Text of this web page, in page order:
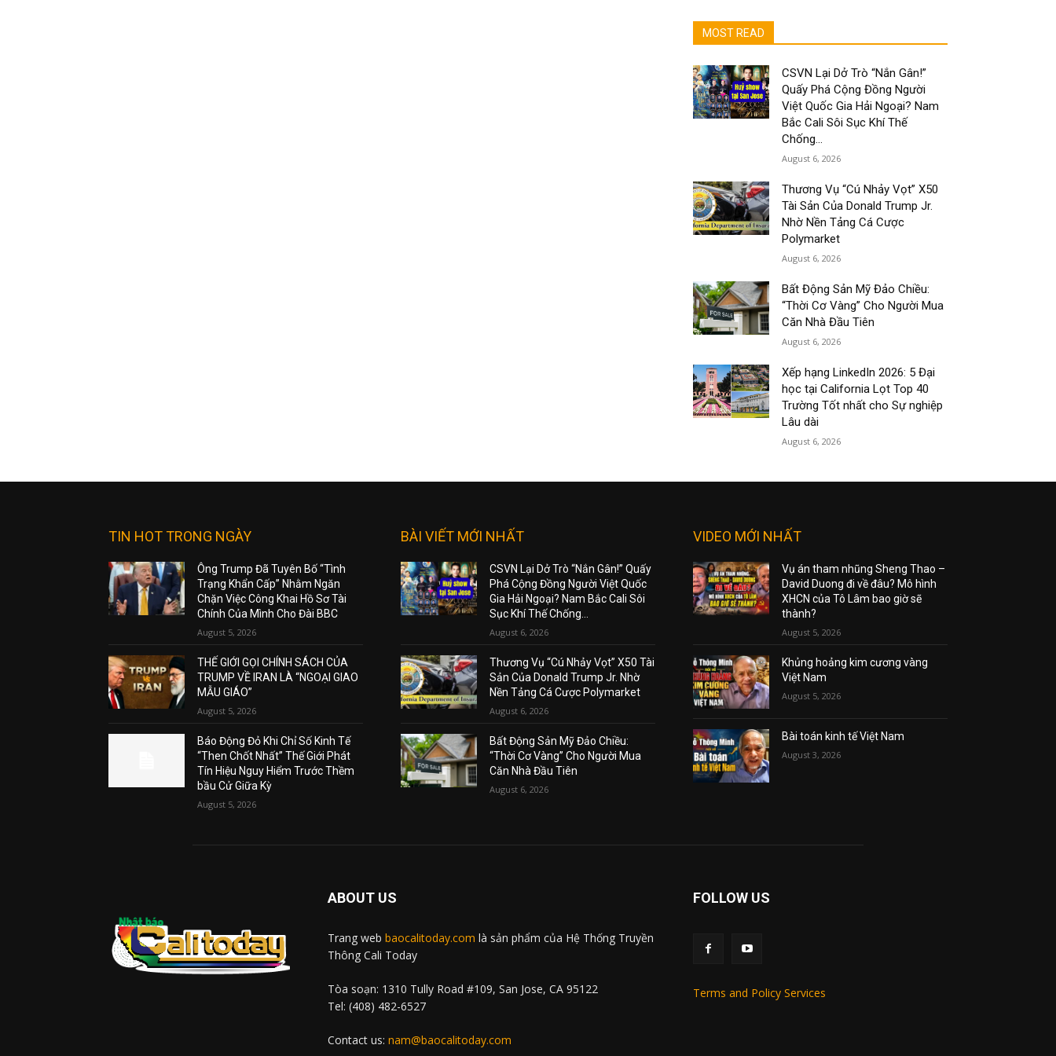
MOST READ
CSVN Lại Dở Trò “Nắn Gân!”
Quấy Phá Cộng Đồng Người
Việt Quốc Gia Hải Ngoại? Nam
Bắc Cali Sôi Sục Khí Thế
Chống...
August 6, 2026
Thương Vụ “Cú Nhảy Vọt” X50
Tài Sản Của Donald Trump Jr.
Nhờ Nền Tảng Cá Cược
Polymarket
August 6, 2026
Bất Động Sản Mỹ Đảo Chiều:
“Thời Cơ Vàng” Cho Người Mua
Căn Nhà Đầu Tiên
August 6, 2026
Xếp hạng LinkedIn 2026: 5 Đại
học tại California Lọt Top 40
Trường Tốt nhất cho Sự nghiệp
Lâu dài
August 6, 2026
TIN HOT TRONG NGÀY
Ông Trump Đã Tuyên Bố “Tình
Trạng Khẩn Cấp” Nhằm Ngăn
Chặn Việc Công Khai Hồ Sơ Tài
Chính Của Mình Cho Đài BBC
August 5, 2026
THẾ GIỚI GỌI CHÍNH SÁCH CỦA
TRUMP VỀ IRAN LÀ “NGOẠI GIAO
MẪU GIÁO”
August 5, 2026
Báo Động Đỏ Khi Chỉ Số Kinh Tế
“Then Chốt Nhất” Thế Giới Phát
Tín Hiệu Nguy Hiểm Trước Thềm
bầu Cử Giữa Kỳ
August 5, 2026
BÀI VIẾT MỚI NHẤT
CSVN Lại Dở Trò “Nắn Gân!” Quấy
Phá Cộng Đồng Người Việt Quốc
Gia Hải Ngoại? Nam Bắc Cali Sôi
Sục Khí Thế Chống...
August 6, 2026
Thương Vụ “Cú Nhảy Vọt” X50 Tài
Sản Của Donald Trump Jr. Nhờ
Nền Tảng Cá Cược Polymarket
August 6, 2026
Bất Động Sản Mỹ Đảo Chiều:
“Thời Cơ Vàng” Cho Người Mua
Căn Nhà Đầu Tiên
August 6, 2026
VIDEO MỚI NHẤT
Vụ án tham nhũng Sheng Thao –
David Duong đi về đâu? Mô hình
XHCN của Tô Lâm bao giờ sẽ
thành?
August 5, 2026
Khủng hoảng kim cương vàng
Việt Nam
August 5, 2026
Bài toán kinh tế Việt Nam
August 3, 2026
ABOUT US
Trang web baocalitoday.com là sản phẩm của Hệ Thống Truyền
Thông Cali Today
Tòa soạn: 1310 Tully Road #109, San Jose, CA 95122
Tel: (408) 482-6527
Contact us: nam@baocalitoday.com
FOLLOW US
Terms and Policy Services